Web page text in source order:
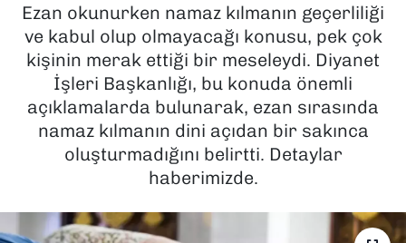
Ezan okunurken namaz kılmanın geçerliliği
ve kabul olup olmayacağı konusu, pek çok
kişinin merak ettiği bir meseleydi. Diyanet
İşleri Başkanlığı, bu konuda önemli
açıklamalarda bulunarak, ezan sırasında
namaz kılmanın dini açıdan bir sakınca
oluşturmadığını belirtti. Detaylar
haberimizde.
MAGAZİN
POLİTİKA
SAĞLIK
SPOR
Haber Arşivi